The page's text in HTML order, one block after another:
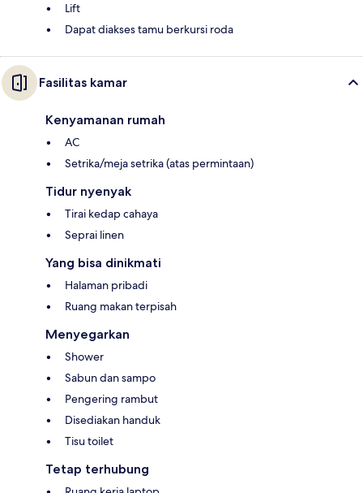
Lift
Dapat diakses tamu berkursi roda
Fasilitas kamar
Kenyamanan rumah
AC
Setrika/meja setrika (atas permintaan)
Tidur nyenyak
Tirai kedap cahaya
Seprai linen
Yang bisa dinikmati
Halaman pribadi
Ruang makan terpisah
Menyegarkan
Shower
Sabun dan sampo
Pengering rambut
Disediakan handuk
Tisu toilet
Tetap terhubung